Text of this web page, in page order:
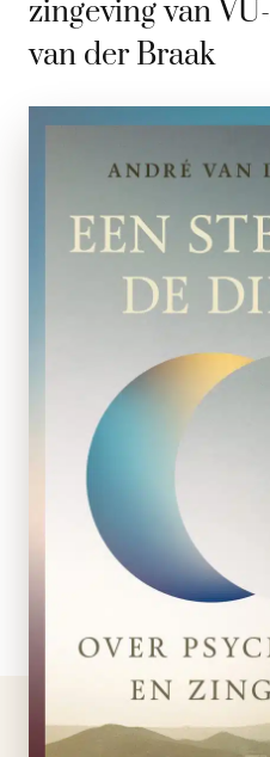
zingeving van
van der Braak